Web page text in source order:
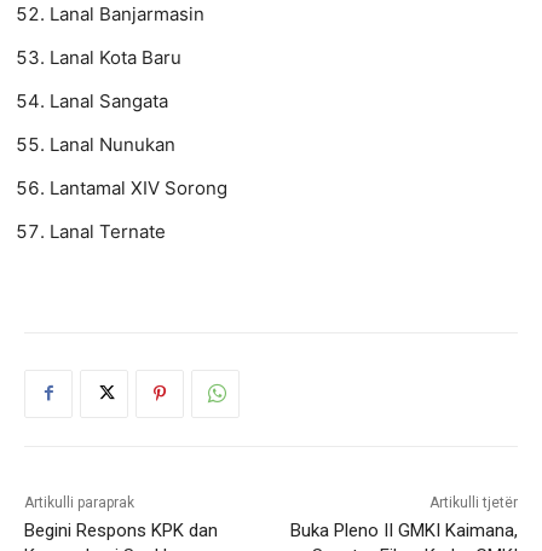
Lanal Banjarmasin
Lanal Kota Baru
Lanal Sangata
Lanal Nunukan
Lantamal XIV Sorong
Lanal Ternate
Artikulli paraprak
Begini Respons KPK dan
Artikulli tjetër
Buka Pleno II GMKI Kaimana,